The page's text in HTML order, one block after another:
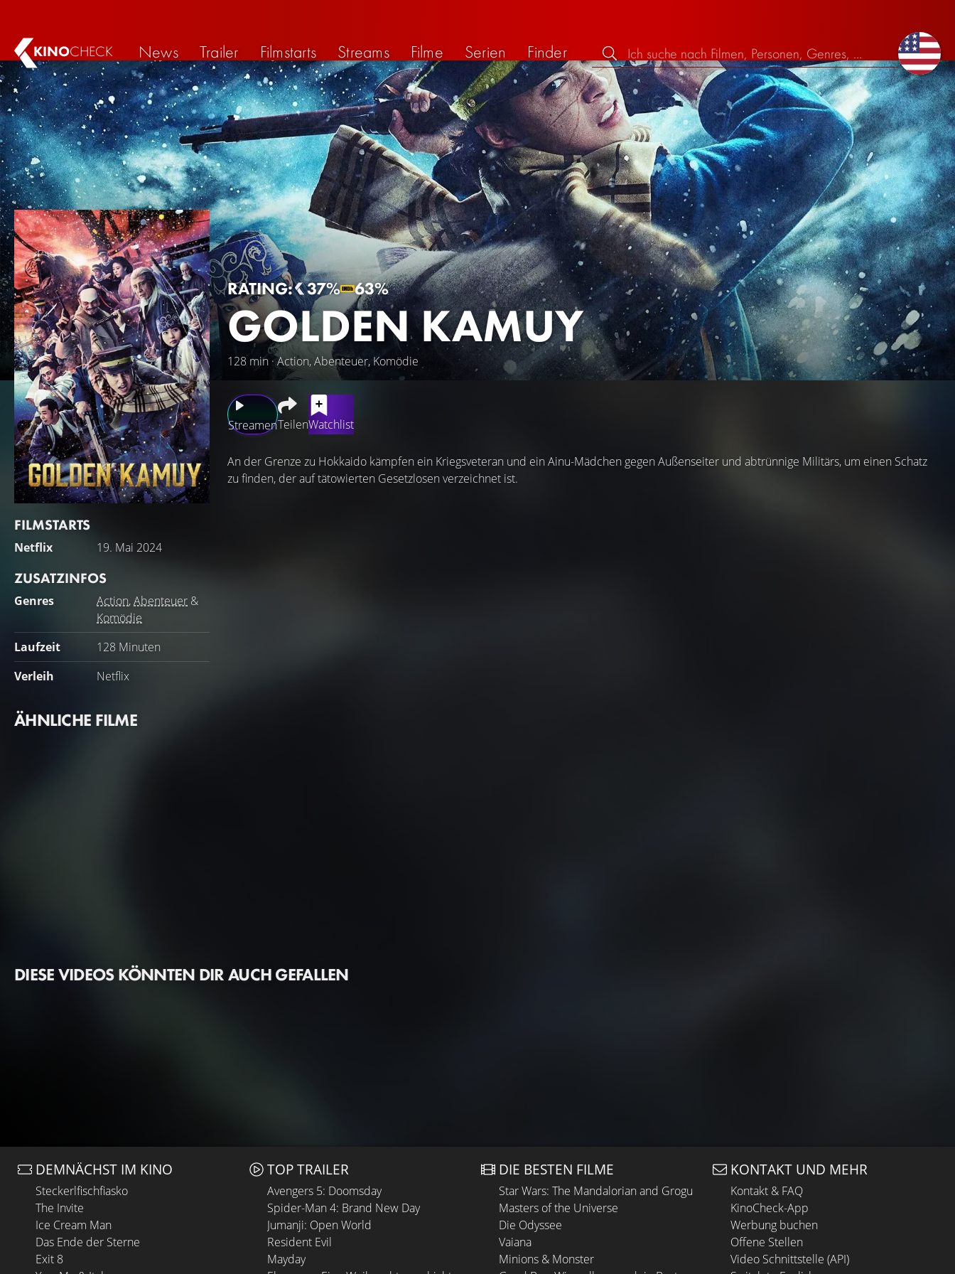
KINOCHECK News Trailer Filmstarts Streams Filme Serien Finder
RATING: 37% 63%
GOLDEN KAMUY
128 min · Action, Abenteuer, Komödie
FILMSTARTS
Netflix 19. Mai 2024
ZUSATZINFOS
Genres Action,Abenteuer &
Komödie
Laufzeit
128 Minuten
Verleih
Netflix
StreamenTeilenWatchlist
An der Grenze zu Hokkaido kämpfen ein Kriegsveteran und ein Ainu-Mädchen gegen Außenseiter und abtrünnige Militärs, um einen Schatz
zu finden, der auf tätowierten Gesetzlosen verzeichnet ist.
ÄHNLICHE FILME
DIESE VIDEOS KÖNNTEN DIR AUCH GEFALLEN
DEMNÄCHST IM KINO
Steckerlfischfiasko
The Invite
Ice Cream Man
Das Ende der Sterne
Exit 8
TOP TRAILER
Avengers 5: Doomsday
Spider-Man 4: Brand New Day
Jumanji: Open World
Resident Evil
Mayday
DIE BESTEN FILME
Star Wars: The Mandalorian and Grogu
Masters of the Universe
Die Odyssee
Vaiana
Minions & Monster
KONTAKT UND MEHR
Kontakt & FAQ
KinoCheck-App
Werbung buchen
Offene Stellen
Video Schnittstelle (API)